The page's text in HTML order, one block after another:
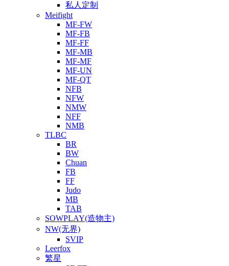
私人定制
Meifight
MF-FW
MF-FB
MF-FF
MF-MB
MF-MF
MF-UN
MF-QT
NFB
NFW
NMW
NFF
NMB
TLBC
BR
BW
Chuan
FB
FF
Judo
MB
TAB
SOWPLAY(造物主)
NW(无界)
SVIP
Leerfox
繁星